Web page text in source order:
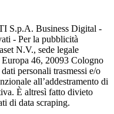
S.p.A. Business Digital -
- Per la pubblicità
N.V., sede legale
46, 20093 Cologno
personali trasmessi e/o
all’addestramento di
È altresì fatto divieto
di data scraping.